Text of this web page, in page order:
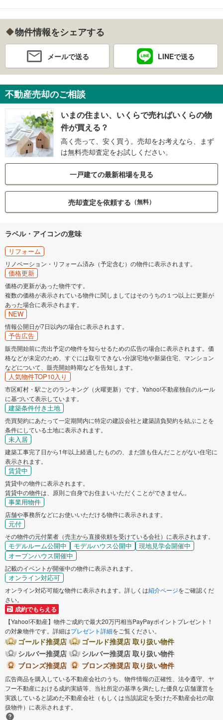
物件情報をシェアする
メールで送る LINEで送る
不動産売却のご相談
いまの住まい、いくらで売ればいくらの物
件が買える？
高く売って、安く買う。売却をお考えなら、まず
は無料売却査定をお試しください。
一戸建ての最新相場を見る
売却査定を依頼する （無料）
ラベル・アイコンの意味
リフォーム
リノベーション・リフォーム済み（予定含む）の物件に表示されます。
価格更新
価格の更新があった物件です。
複数の価格が表示されている物件に関しましてはそのうちの１つ以上に更新が
あった場合に表示されます。
NEW
情報公開日が7日以内の場合に表示されます。
予告広告
販売開始前に売出予定の物件を知らせるための広告の場合に表示されます。価
格などが未定のため、すぐには取引できない分譲宅地や新築住宅、マンション
などについて、販売開始時期などを告知します。
人気物件TOP10入り
市区町村・駅ごとのランキング（火曜更新）です。Yahoo!不動産独自のルール
に基づいて表示しています。
建築条件付き土地
売買契約にあたって一定期間内に特定の建設会社と建築請負契約を結ぶことを
条件にしている土地に表示されます。
未入居
建築工事完了日から1年以上経過したものの、まだ誰も住んだことがない住宅に
表示されます。
賃貸中
賃貸中の物件に表示されます。
賃貸中の物件は、原則ご自身でお住まいいただくことができません。
事業用物件
店舗や事務所などにお使いいただける物件に表示されます。
元付
その物件の元付業者（売主から直接依頼を受けている会社）に表示されます。
モデルルーム公開中 モデルハウス公開中
現地見学会開催中
オープンハウス開催中
記載のイベントが開催中の物件に表示されます。
オンライン対応可
オンライン対応可能な物件に表示されます。詳しくは紹介ページをご確認くだ
さい。
成約でもらえる
【Yahoo!不動産】物件ご成約で最大20万円相当PayPayポイントプレゼント！
の対象物件です。詳細はプレゼント詳細をご覧ください。
ゴールド推奨店
ゴールド推奨店 取り扱い物件
シルバー推奨店
シルバー推奨店 取り扱い物件
ブロンズ推奨店
ブロンズ推奨店 取り扱い物件
広告商品を購入している不動産会社のうち、物件情報の正確性、法令遵守、ヤ
フー不動産における成約実績等、当社所定の基準を満たした優良な店舗運営を
実践していると認めた不動産会社（もしくは当該認定を受けた不動産会社の取
扱物件）に表示されます。